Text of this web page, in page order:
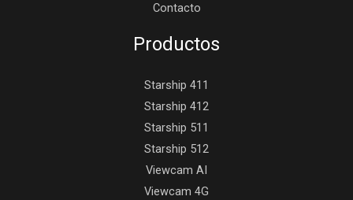
Contacto
Productos
Starship 411
Starship 412
Starship 511
Starship 512
Viewcam AI
Viewcam 4G